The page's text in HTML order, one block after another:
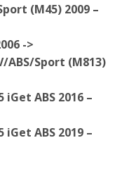
(M45) 2009 –
->
ABS/Sport (M813)
ABS 2016 –
ABS 2019 –